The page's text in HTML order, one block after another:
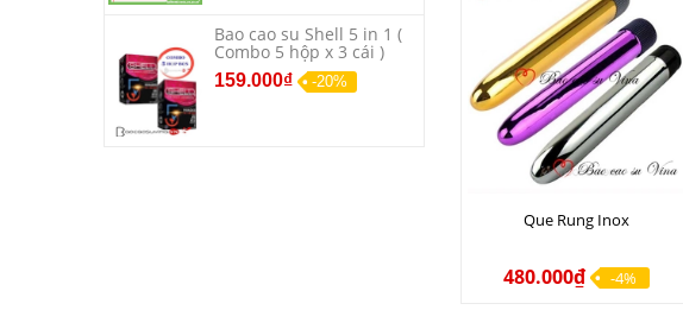
Que Rung Inox
480.000₫ -4%
Bao cao su Shell 5 in 1 (
Combo 5 hộp x 3 cái )
159.000₫ -20%